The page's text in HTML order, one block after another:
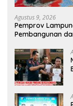
Agustus 9, 2026
Pemprov
Pembangunan